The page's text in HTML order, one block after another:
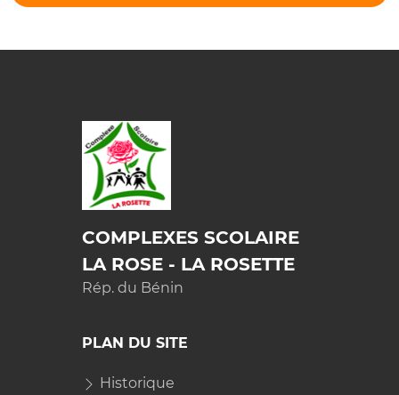
COMPLEXES SCOLAIRE
LA ROSE - LA ROSETTE
Rép. du Bénin
PLAN DU SITE
Historique